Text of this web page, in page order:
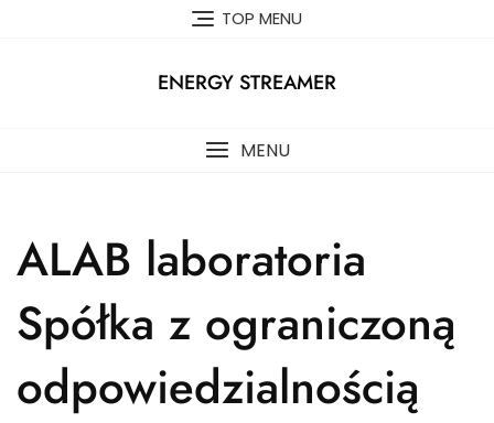
TOP MENU
ENERGY STREAMER
MENU
ALAB laboratoria
Spółka z ograniczoną
odpowiedzialnością